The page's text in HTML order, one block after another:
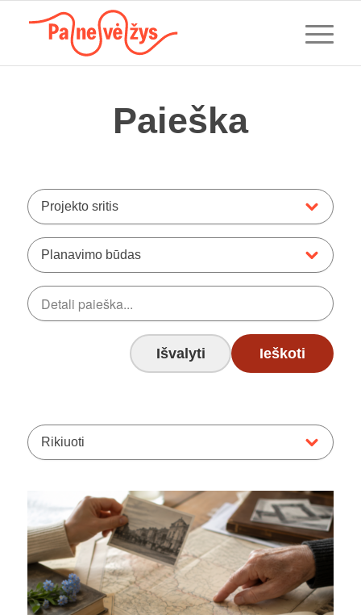
Paieška
Projekto sritis
Planavimo būdas
Išvalyti Ieškoti
Rikiuoti